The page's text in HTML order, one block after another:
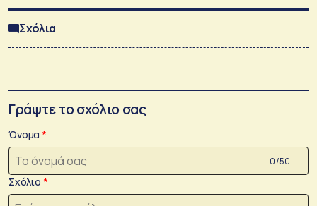
Σχόλια
Γράψτε το σχόλιο σας
Όνομα
0 /50
Σχόλιο